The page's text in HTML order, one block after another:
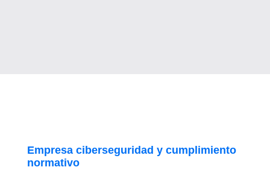
Empresa ciberseguridad y cumplimiento
normativo